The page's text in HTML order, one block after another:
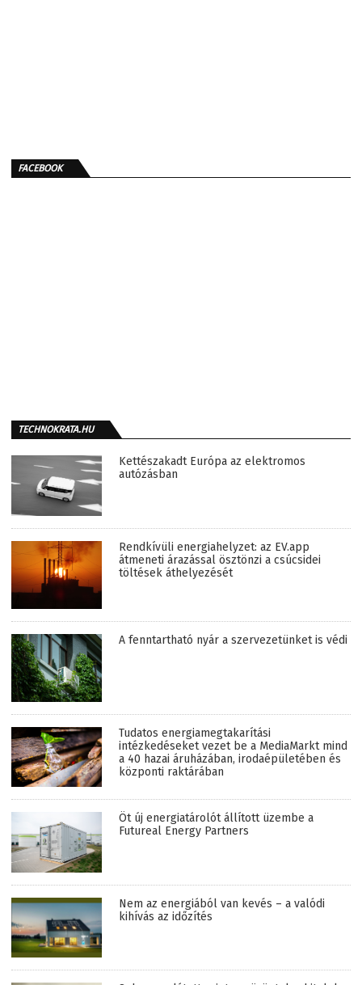
FACEBOOK
TECHNOKRATA.HU
Kettészakadt Európa az elektromos
autózásban
Rendkívüli energiahelyzet: az EV.app
átmeneti árazással ösztönzi a csúcsidei
töltések áthelyezését
A fenntartható nyár a szervezetünket is védi
Tudatos energiamegtakarítási
intézkedéseket vezet be a MediaMarkt mind
a 40 hazai áruházában, irodaépületében és
központi raktárában
Öt új energiatárolót állított üzembe a
Futureal Energy Partners
Nem az energiából van kevés – a valódi
kihívás az időzítés